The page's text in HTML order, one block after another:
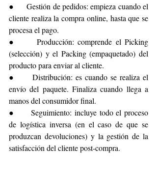
●      Gestión de pedidos: empieza cuando el
cliente realiza la compra online, hasta que se
procesa el pago.
●      Producción: comprende el Picking
(selección) y el Packing (empaquetado) del
producto para enviar al cliente.
●      Distribución: es cuando se realiza el
envío del paquete. Finaliza cuando llega a
manos del consumidor final.
●      Seguimiento: incluye todo el proceso
de logística inversa (en el caso de que se
produzcan devoluciones) y la gestión de la
satisfacción del cliente post-compra.